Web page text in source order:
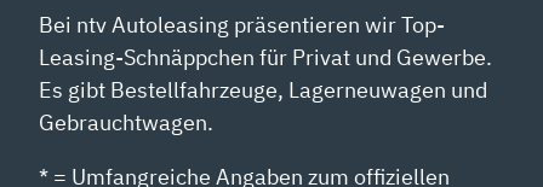
Bei ntv Autoleasing präsentieren wir Top-
Leasing-Schnäppchen für Privat und Gewerbe.
Es gibt Bestellfahrzeuge, Lagerneuwagen und
Gebrauchtwagen.
* = Umfangreiche Angaben zum offiziellen